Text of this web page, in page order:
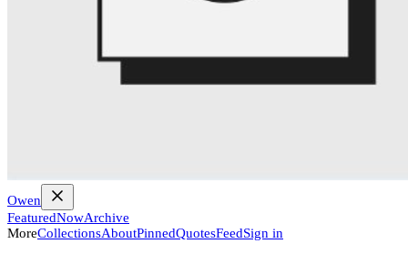
Owen
FeaturedNowArchive
MoreCollectionsAboutPinnedQuotesFeedSign in